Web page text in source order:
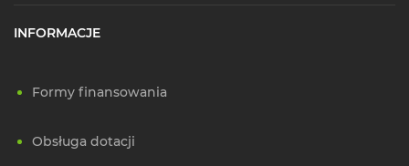
INFORMACJE
Formy finansowania
Obsługa dotacji